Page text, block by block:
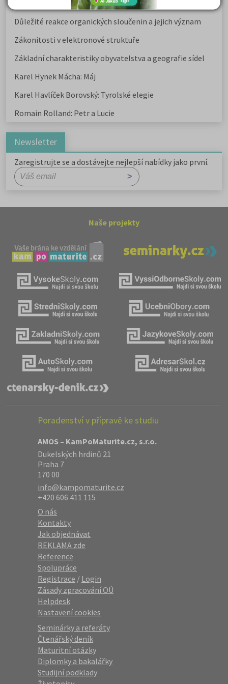
Kritika hry M. L. King v Salesiánském divadle
Důležité reakce organických sloučenin a jejich význam
Zákonitosti v elektronové struktuře
Základní charakteristiky obyvatelstva a geografie sídel
Karel Hynek Mácha: Máj
Karel Havlíček Borovský: Tyrolské elegie
Romain Rolland: Petr a Lucie
Newsletter
Zaregistrujte se a dostávejte nejlepší nabídky jako první.
Naše projekty
Poradenství v přípravě ke studiu
AMOS – KamPoMaturite.cz, s.r.o.
Dukelských hrdinů 21
Praha 7
170 00
info@kampomaturite.cz
+420 606 411 115
O nás
Kontakty
Jak objednávat
REKLAMA zde
Reference
Spolupráce
Registrace / Login
Zásady zpracování OÚ
Helpdesk
Nastavení cookies
Seminárky a referáty
Čtenářský deník
Maturitní otázky
Diplomky a bakalářky
Studijní podklady